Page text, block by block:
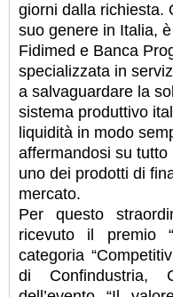
giorni dalla richiesta.
suo genere in Italia,
Fidimed e Banca
specializzata in
a salvaguardare la
sistema produttivo
liquidità in modo
affermandosi su
uno dei prodotti di
mercato.
Per questo
ricevuto il premio
categoria
di Confindustria,